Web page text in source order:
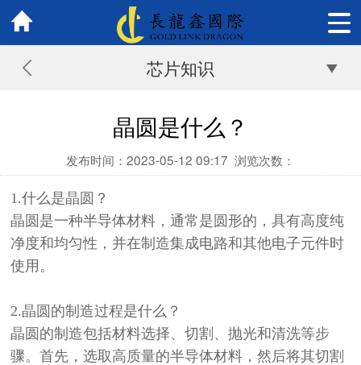
芯片知识
晶圆是什么？
发布时间：2023-05-12 09:17 浏览次数：
1.什么是晶圆？
晶圆是一种半导体材料，通常是圆形的，具有高度纯
净度和均匀性，并在制造集成电路和其他电子元件时
使用。
2.晶圆的制造过程是什么？
晶圆的制造包括材料选择、切割、抛光和清洗等步
骤。首先，选取高质量的半导体材料，然后将其切割